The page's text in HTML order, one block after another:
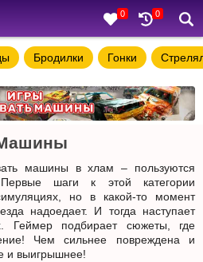
0 0
Бродилки Гонки
машины в хлам – пользуются
шаги к этой категории
но в какой-то момент
надоедает. И тогда наступает
Геймер подбирает сюжеты, где
Чем сильнее повреждена и
и выигрышнее!